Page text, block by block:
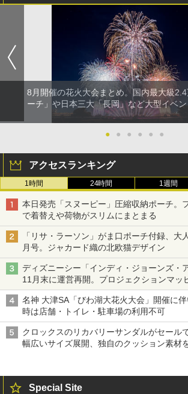
8月開催の花火大会まとめ。国内最大級
ーチ」や日本三大「長岡」など大型イベン
● ● ● ● ● ●
アクセスランキング
1時間 24時間 1週間
本日発売「スヌーピー」圧縮収納ポーチ。
で着替えや荷物がスリムにまとまる
「リサ・ラーソン」がま口ポーチ付録、大
月号。ジャカード織の北欧猫デザイン
ディズニーシー「インディ・ジョーンズ・
11月末に運営再開。プロジェクションマッ
は1500円
名神 大津SA「びわ湖大花火大会」開催に
時は店舗・トイレ・駐車場の利用不可
クロックスのリカバリーサンダルがセール
幅広いサイズ展開、独自のクッション素材
Special Site